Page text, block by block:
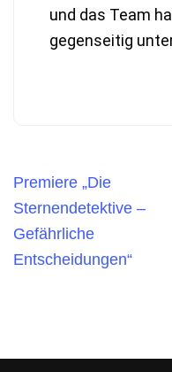
und das Team
gegenseitig
Premiere „Die
Sternendetektive –
Gefährliche
Entscheidungen“